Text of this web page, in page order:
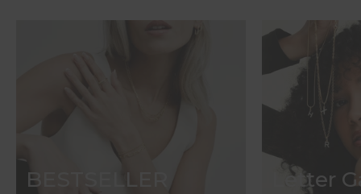
BESTSELLER Letter